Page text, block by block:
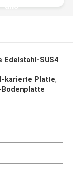
uns
Edelstahl-SUS4
karierte Platte,